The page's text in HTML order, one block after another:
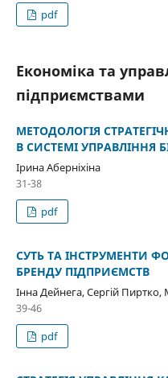
pdf
Економіка та
підприємствами
МЕТОДОЛОГІЯ
В СИСТЕМІ УПРАВЛІННЯ
Ірина Аберніхіна
31-38
pdf
СУТЬ ТА ІНСТРУМЕНТИ
БРЕНДУ ПІДПРИЄМСТВ
Інна Дейнега, Сергій
39-46
pdf